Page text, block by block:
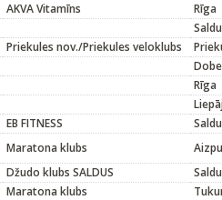
AKVA Vitamīns Rīga
Priekules nov./Priekules veloklubs
Rīga
EB FITNESS
Maratona klubs
Džudo klubs SALDUS
Maratona klubs